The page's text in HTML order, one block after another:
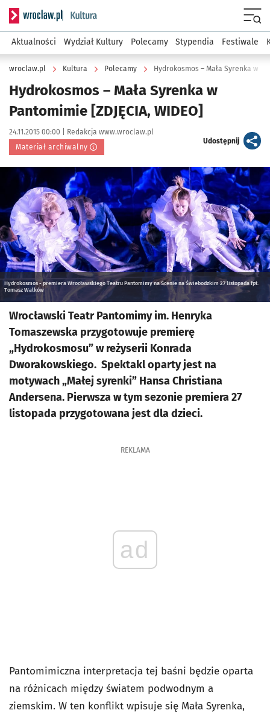
Serwis informacyjny wroclaw.pl podserwis: Kultura
Aktualności Wydział Kultury Polecamy Stypendia Festiwale
wroclaw.pl Kultura Polecamy Hydrokosmos – Mała Syrenka w
Hydrokosmos – Mała Syrenka w
Pantomimie [ZDJĘCIA, WIDEO]
Data publikacji:
24.11.2015 00:00 | Autor:
Redakcja www.wroclaw.pl
Materiał archiwalny
Udostępnijartykuł
Kliknij, aby powiększyć
Hydrokosmos - premiera Wrocławskiego Teatru Pantomimy na Scenie na Świebodzkim 27 listopada fpt.
Tomasz Walków
Wrocławski Teatr Pantomimy im. Henryka
Tomaszewska przygotowuje premierę
„Hydrokosmosu” w reżyserii Konrada
Dworakowskiego. Spektakl oparty jest na
motywach „Małej syrenki” Hansa Christiana
Andersena. Pierwsza w tym sezonie premiera 27
listopada przygotowana jest dla dzieci.
REKLAMA
ad
Pantomimiczna interpretacja tej baśni będzie oparta
na różnicach między światem podwodnym a
ziemskim. W ten konflikt wpisuje się Mała Syrenka,